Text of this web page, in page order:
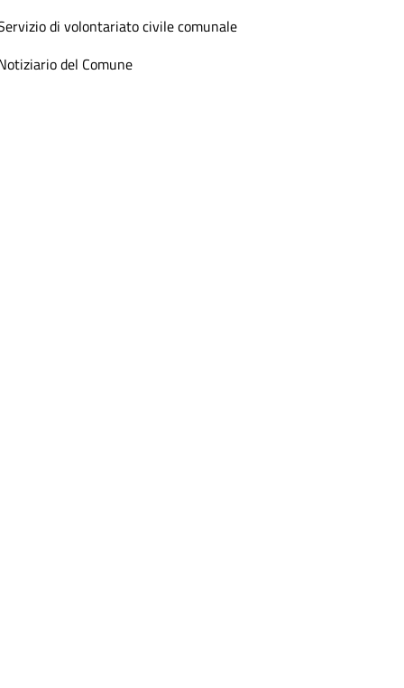
di volontariato civile comunale
del Comune